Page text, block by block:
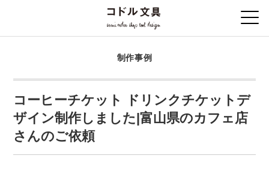
制作事例
コーヒーチケット ドリンクチケットデ
ザイン制作しました|富山県のカフェ店
さんのご依頼